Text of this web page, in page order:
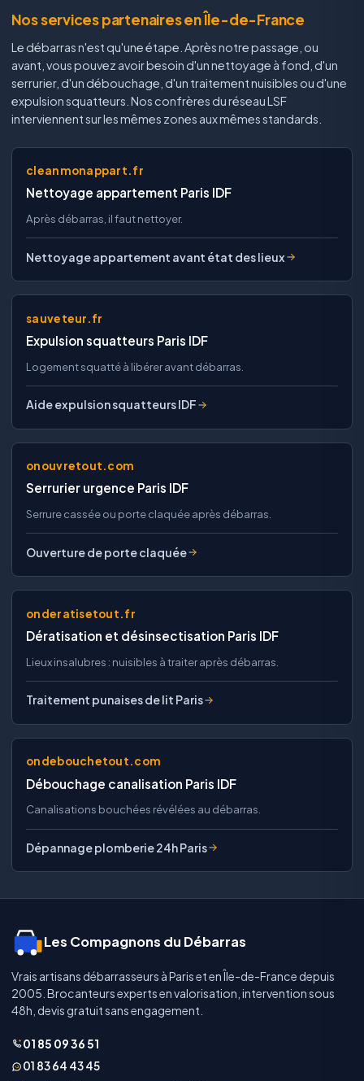
Nos services partenaires en Île-de-France
Le débarras n'est qu'une étape. Après notre passage, ou
avant, vous pouvez avoir besoin d'un nettoyage à fond, d'un
serrurier, d'un débouchage, d'un traitement nuisibles ou d'une
expulsion squatteurs. Nos confrères du réseau LSF
interviennent sur les mêmes zones aux mêmes standards.
cleanmonappart.fr
Nettoyage appartement Paris IDF
Après débarras, il faut nettoyer.
Nettoyage appartement avant état des lieux
sauveteur.fr
Expulsion squatteurs Paris IDF
Logement squatté à libérer avant débarras.
Aide expulsion squatteurs IDF
onouvretout.com
Serrurier urgence Paris IDF
Serrure cassée ou porte claquée après débarras.
Ouverture de porte claquée
onderatisetout.fr
Dératisation et désinsectisation Paris IDF
Lieux insalubres : nuisibles à traiter après débarras.
Traitement punaises de lit Paris
ondebouchetout.com
Débouchage canalisation Paris IDF
Canalisations bouchées révélées au débarras.
Dépannage plomberie 24h Paris
Les Compagnons du Débarras
Vrais artisans débarrasseurs à Paris et en Île-de-France depuis
2005. Brocanteurs experts en valorisation, intervention sous
48h, devis gratuit sans engagement.
01 85 09 36 51
01 83 64 43 45